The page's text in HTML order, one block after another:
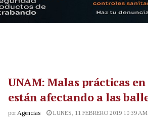
UNAM: Malas prácticas
están afectando a las
porAgencias LUNES, 11 FEBRERO 2019 10:39 AM